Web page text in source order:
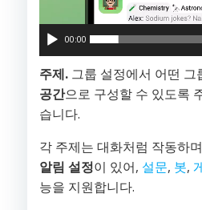
00:00
주제. 그룹 설정에서 어떤 그
공간으로 구성할 수 있도록
습니다.
각 주제는 대화처럼 작동하
알림 설정이 있어, 설문, 봇,
능을 지원합니다.